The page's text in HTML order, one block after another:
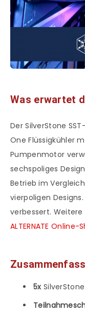
Was erwartet
Der SilverStone
One Flüssigkühler
Pumpenmotor
sechspoliges
Betrieb im
vierpoligen
verbessert.
ALTERNATE Online-
5x